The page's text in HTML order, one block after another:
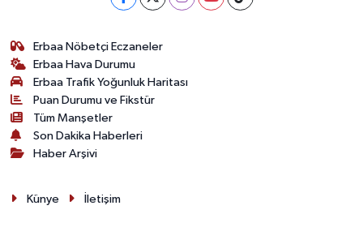
Erbaa Nöbetçi Eczaneler
Erbaa Hava Durumu
Erbaa Trafik Yoğunluk Haritası
Puan Durumu ve Fikstür
Tüm Manşetler
Son Dakika Haberleri
Haber Arşivi
Künye İletişim